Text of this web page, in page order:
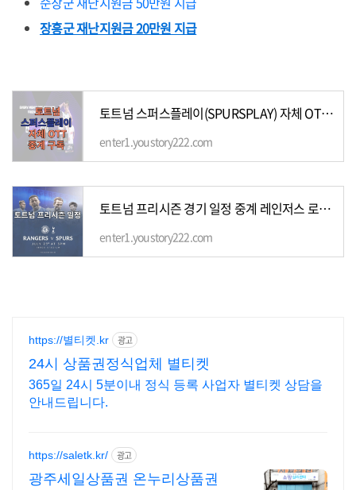
장흥군 재난지원금 20만원 지급
토트넘 스퍼스플레이(SPURSPLAY) 자체 OTT서비스 런칭 구독 중계
enter1.youstory222.com
토트넘 프리시즌 경기 일정 중계 레인저스 로마 사우트햄튼 무료중계 스포티비나우 쿠팡플레이
enter1.youstory222.com
https://별티켓.kr 광고
24시 상품권정식업체 별티켓
365일 24시 5분이내 정식 등록 사업자 별티켓 상담을
안내드립니다.
https://saletk.kr/ 광고
광주세일상품권 온누리상품권